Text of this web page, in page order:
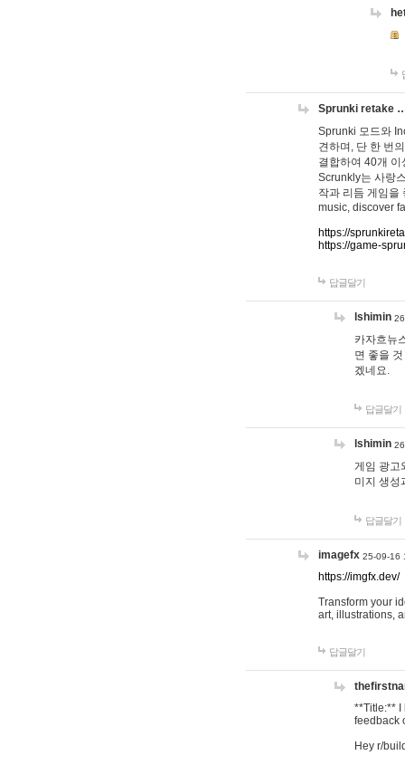
Sprunki retake
Sprunki 모드와
견하며, 단 한 번
결합하여 40개
Scrunkly는 사랑
작과 리듬 게임을
music, discover
https://
https://game-
답글달기
lshimin
카자흐뉴
면 좋을
겠네요.
답글달기
lshimin
게임 광고
미지 생성
답글달기
imagefx 25-09-16
https://imgfx.dev/
Transform your
art, illustrations,
답글달기
**Title:** I
feedback
Hey r/